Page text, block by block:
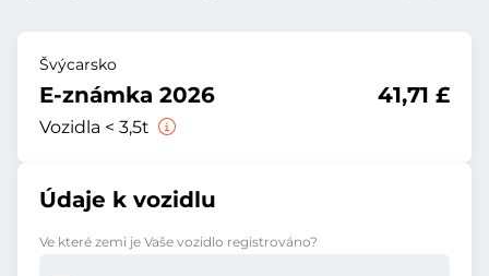
Švýcarsko
E-známka 2026
Vozidla < 3,5t
41,71 £
Údaje k vozidlu
Ve které zemi je Vaše vozidlo registrováno?